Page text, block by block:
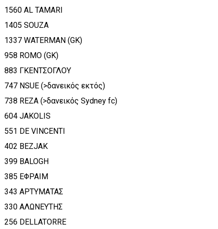
1560 AL TAMARI
1405 SOUZA
1337 WATERMAN (GK)
958 ROMO (GK)
883 ΓΚΕΝΤΣΟΓΛΟΥ
747 NSUE (>δανεικός εκτός)
738 REZA (>δανεικός Sydney fc)
604 JAKOLIS
551 DE VINCENTI
402 BEZJAK
399 BALOGH
385 ΕΦΡΑΙΜ
343 ΑΡΤΥΜΑΤΑΣ
330 ΑΛΩΝΕΥΤΗΣ
256 DELLATORRE